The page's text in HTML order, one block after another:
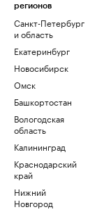
регионов
Санкт-Петербург
и область
Екатеринбург
Новосибирск
Омск
Башкортостан
Вологодская
область
Калининград
Краснодарский
край
Нижний
Новгород